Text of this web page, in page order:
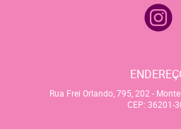
Rua Frei Orlando, 795, 202 -
CEP: 36201-